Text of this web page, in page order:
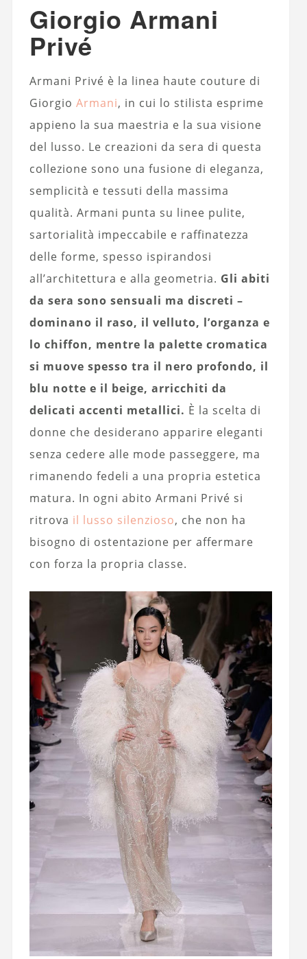
Giorgio Armani
Privé
Armani Privé è la linea haute couture di
Giorgio Armani, in cui lo stilista esprime
appieno la sua maestria e la sua visione
del lusso. Le creazioni da sera di questa
collezione sono una fusione di eleganza,
semplicità e tessuti della massima
qualità. Armani punta su linee pulite,
sartorialità impeccabile e raffinatezza
delle forme, spesso ispirandosi
all’architettura e alla geometria. Gli abiti
da sera sono sensuali ma discreti –
dominano il raso, il velluto, l’organza e
lo chiffon, mentre la palette cromatica
si muove spesso tra il nero profondo, il
blu notte e il beige, arricchiti da
delicati accenti metallici. È la scelta di
donne che desiderano apparire eleganti
senza cedere alle mode passeggere, ma
rimanendo fedeli a una propria estetica
matura. In ogni abito Armani Privé si
ritrova il lusso silenzioso, che non ha
bisogno di ostentazione per affermare
con forza la propria classe.